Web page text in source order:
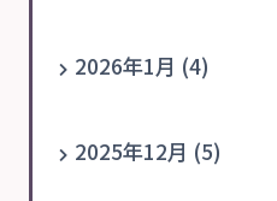
2026年1月 (4)
2025年12月 (5)